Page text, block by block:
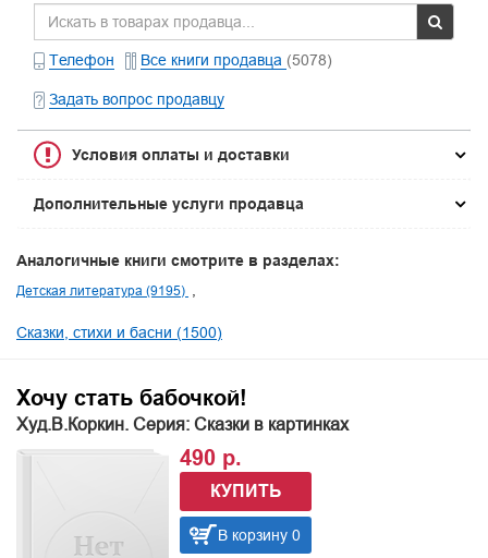
Телефон Все книги продавца (5078)
Задать вопрос продавцу
Условия оплаты и доставки
Дополнительные услуги продавца
Аналогичные книги смотрите в разделах:
Детская литература (9195)
Сказки, стихи и басни (1500)
Хочу стать бабочкой!
Худ.В.Коркин. Серия: Сказки в картинках
490 р.
КУПИТЬ
В корзину 0